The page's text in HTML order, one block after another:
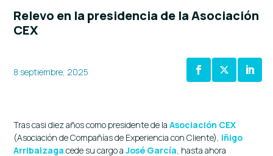
Relevo en la presidencia de la Asociación
CEX
8 septiembre, 2025
Tras casi diez años como presidente de laAsociación CEX
(Asociación de Compañías de Experiencia con Cliente), Iñigo
Arribalzaga cede su cargo aJosé García , hasta ahora